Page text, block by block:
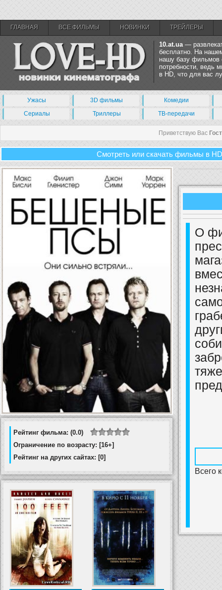
ГЛАВНАЯ ВСЕ ФИЛЬМЫ НОВИНКИ ТРЕЙЛЕРЫ
10.at.ua—
бесплатно. На
нашу базу фильмов
потребности, ведь
в HD, что для вас
Ужасы 3D фильмы
Комедии
Сериалы
Триллеры ТВ-передачи
Приветствую Вас
Смотреть или скачать фильмы в
Рейтинг фильма: (0.0)
Ограничение по возрасту: [16+]
Рейтинг на других сайтах: [0]
О
Всего